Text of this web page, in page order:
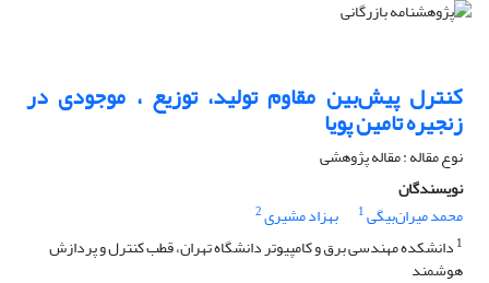
کنترل پیش‌بین مقاوم تولید، توزیع ، موجودی در
زنجیره تامین پویا
نوع مقاله : مقاله پژوهشی
نویسندگان
محمد میران‌بیگی1 بهزاد مشیری2
1 دانشکده مهندسی برق و کامپیوتر دانشگاه تهران، قطب کنترل و پردازش
هوشمند